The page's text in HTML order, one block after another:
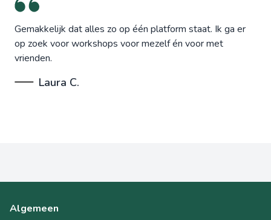
Gemakkelijk dat alles zo op één platform staat. Ik ga er
op zoek voor workshops voor mezelf én voor met
vrienden.
Laura C.
Algemeen